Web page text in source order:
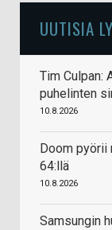
UUTISIA
Tim Culpan:
puhelinten
10.8.2026
Doom pyörii
64:llä
10.8.2026
Samsungin